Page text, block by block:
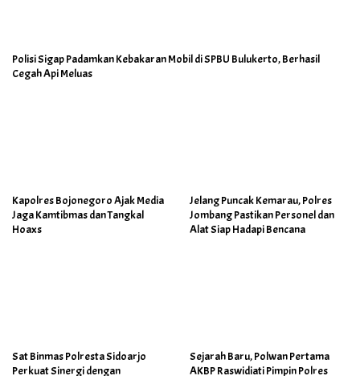
Polisi Sigap Padamkan Kebakaran Mobil di SPBU Bulukerto, Berhasil
Cegah Api Meluas
Kapolres Bojonegoro Ajak Media
Jaga Kamtibmas dan Tangkal
Hoaxs
Jelang Puncak Kemarau, Polres
Jombang Pastikan Personel dan
Alat Siap Hadapi Bencana
Sat Binmas Polresta Sidoarjo
Perkuat Sinergi dengan
Sejarah Baru, Polwan Pertama
AKBP Raswidiati Pimpin Polres